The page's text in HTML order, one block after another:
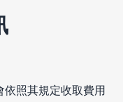
依照其規定收取費用